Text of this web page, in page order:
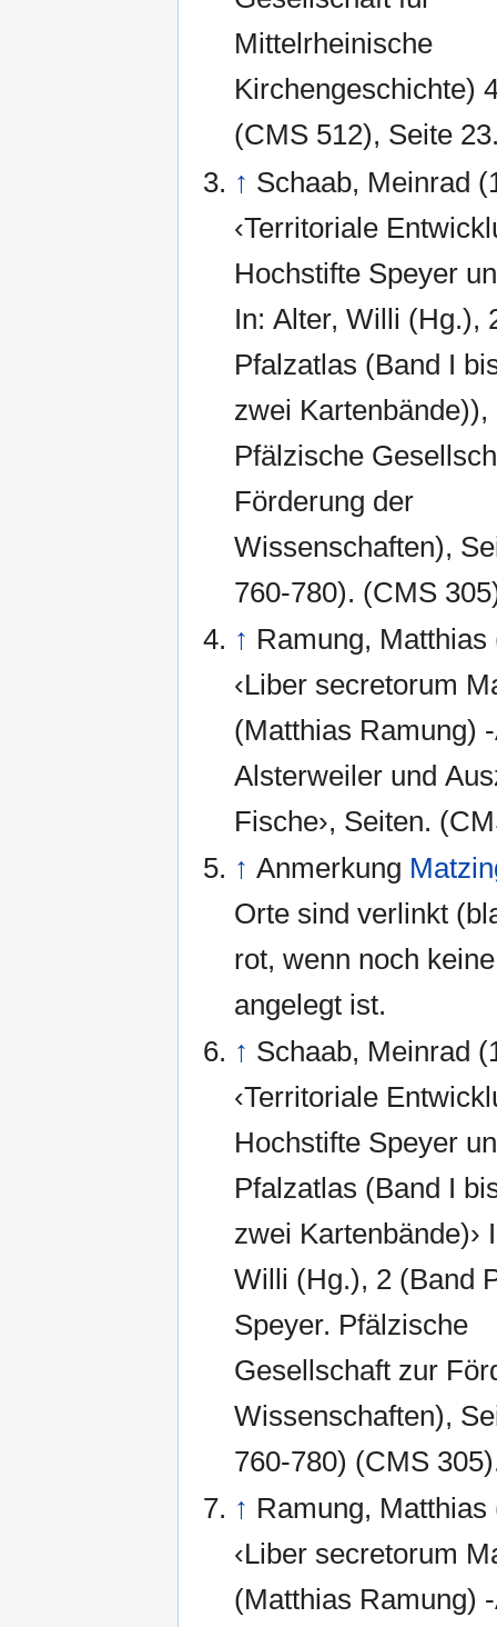
Mittelrheinische
Kirchengeschichte)
(CMS 512), Seite
↑ Schaab, Meinrad
‹Territoriale
Hochstifte Speyer
In: Alter, Willi (Hg.),
Pfalzatlas (Band I
zwei Kartenbände)),
Pfälzische
Förderung der
Wissenschaften),
760-780). (CMS
↑ Ramung, Matthias
‹Liber secretorum
(Matthias Ramung)
Alsterweiler und
Fische›, Seiten.
↑ Anmerkung
Orte sind verlinkt
rot, wenn noch
angelegt ist.
↑ Schaab, Meinrad
‹Territoriale
Hochstifte Speyer
Pfalzatlas (Band I
zwei Kartenbände)›
Willi (Hg.), 2 (Band
Speyer. Pfälzische
Gesellschaft zur
Wissenschaften),
760-780) (CMS
↑ Ramung, Matthias
‹Liber secretorum
(Matthias Ramung)